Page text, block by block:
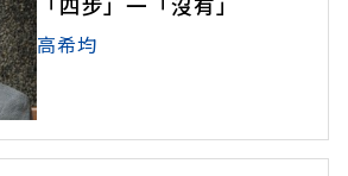
高希均